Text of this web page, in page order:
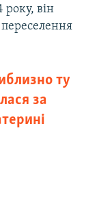
року, він
ту
за